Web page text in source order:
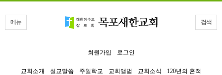
메뉴 검색
회원가입 로그인
교회소개 설교말씀 주일학교 교회앨범 교회소식 120년의 흔적